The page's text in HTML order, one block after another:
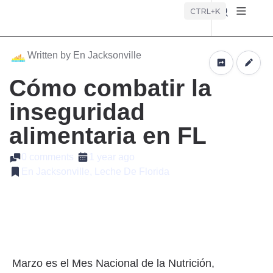
CTRL+K
Written by En Jacksonville
Cómo combatir la
inseguridad
alimentaria en FL
0 comments
1 year ago
En Jacksonville, Leche De Florida
Marzo es el Mes Nacional de la Nutrición,